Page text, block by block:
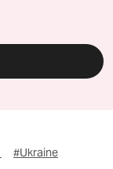
#Ukraine